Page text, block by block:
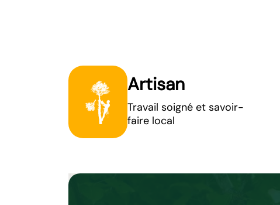
Artisan
Travail soigné et savoir-
faire local